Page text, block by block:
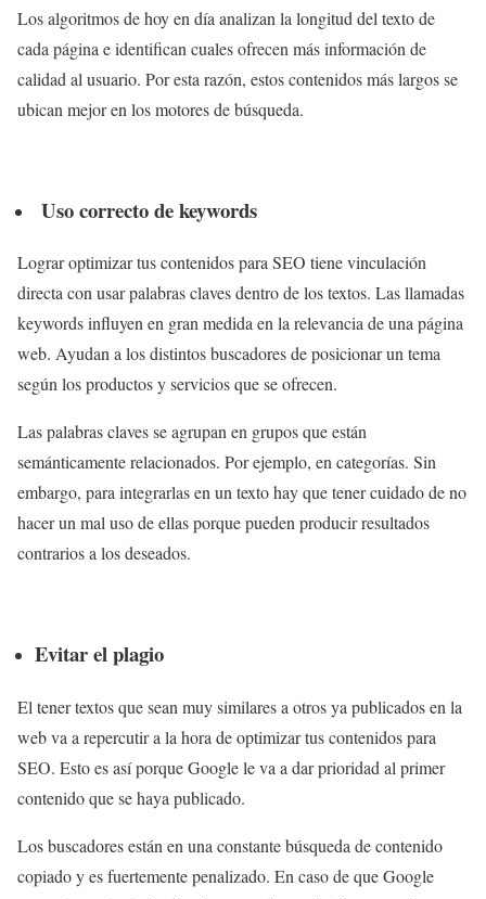
Los algoritmos de hoy en día analizan la longitud del texto de
cada página e identifican cuales ofrecen más información de
calidad al usuario. Por esta razón, estos contenidos más largos se
ubican mejor en los motores de búsqueda.
Uso correcto de keywords
Lograr optimizar tus contenidos para SEO tiene vinculación
directa con usar palabras claves dentro de los textos. Las llamadas
keywords influyen en gran medida en la relevancia de una página
web. Ayudan a los distintos buscadores de posicionar un tema
según los productos y servicios que se ofrecen.
Las palabras claves se agrupan en grupos que están
semánticamente relacionados. Por ejemplo, en categorías. Sin
embargo, para integrarlas en un texto hay que tener cuidado de no
hacer un mal uso de ellas porque pueden producir resultados
contrarios a los deseados.
Evitar el plagio
El tener textos que sean muy similares a otros ya publicados en la
web va a repercutir a la hora de optimizar tus contenidos para
SEO. Esto es así porque Google le va a dar prioridad al primer
contenido que se haya publicado.
Los buscadores están en una constante búsqueda de contenido
copiado y es fuertemente penalizado. En caso de que Google